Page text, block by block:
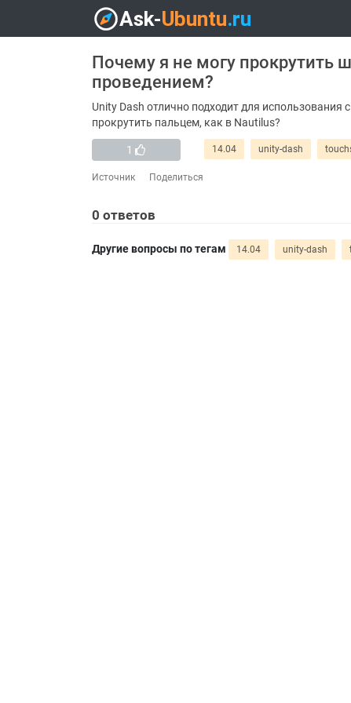
Почему я не могу прокрутить
проведением?
Unity Dash отлично подходит для
прокрутить пальцем, как в Nautilus?
1 14.04 unity-dash
Источник Поделиться
0 ответов
Другие вопросы по тегам 14.04 unity-dash